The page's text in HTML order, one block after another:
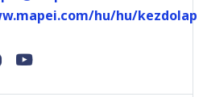
hu/hu/kezdolap